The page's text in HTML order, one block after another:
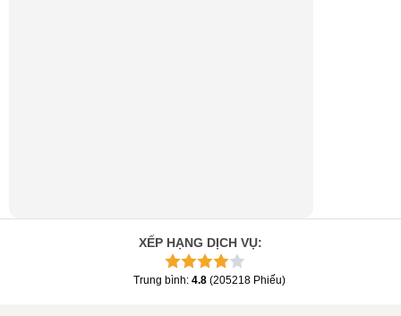
XẾP HẠNG DỊCH VỤ:
Trung bình: 4.8 (205218 Phiếu)